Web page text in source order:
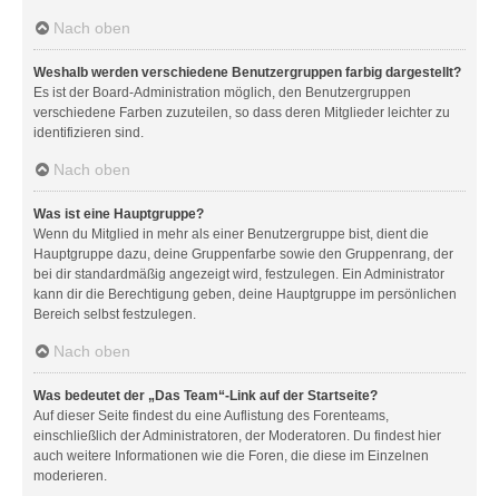
Nach oben
Weshalb werden verschiedene Benutzergruppen farbig dargestellt?
Es ist der Board-Administration möglich, den Benutzergruppen
verschiedene Farben zuzuteilen, so dass deren Mitglieder leichter zu
identifizieren sind.
Nach oben
Was ist eine Hauptgruppe?
Wenn du Mitglied in mehr als einer Benutzergruppe bist, dient die
Hauptgruppe dazu, deine Gruppenfarbe sowie den Gruppenrang, der
bei dir standardmäßig angezeigt wird, festzulegen. Ein Administrator
kann dir die Berechtigung geben, deine Hauptgruppe im persönlichen
Bereich selbst festzulegen.
Nach oben
Was bedeutet der „Das Team“-Link auf der Startseite?
Auf dieser Seite findest du eine Auflistung des Forenteams,
einschließlich der Administratoren, der Moderatoren. Du findest hier
auch weitere Informationen wie die Foren, die diese im Einzelnen
moderieren.